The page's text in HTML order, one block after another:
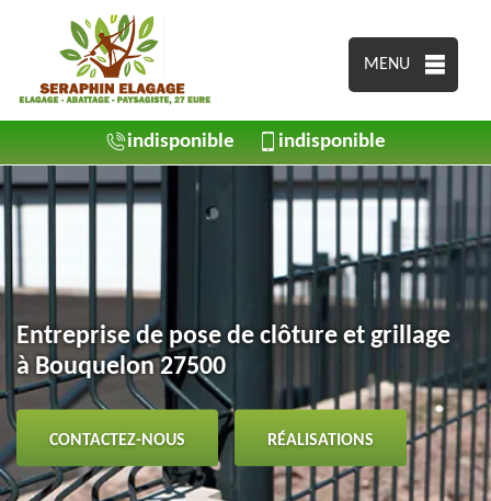
MENU
indisponible indisponible
Entreprise de pose de clôture et grillage
à Bouquelon 27500
CONTACTEZ-NOUS RÉALISATIONS